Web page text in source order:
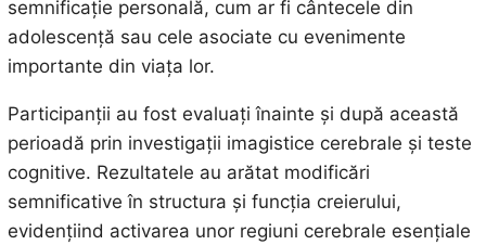
semnificație personală, cum ar fi cântecele din
adolescență sau cele asociate cu evenimente
importante din viața lor.
Participanții au fost evaluați înainte și după această
perioadă prin investigații imagistice cerebrale și teste
cognitive. Rezultatele au arătat modificări
semnificative în structura și funcția creierului,
evidențiind activarea unor regiuni cerebrale esențiale